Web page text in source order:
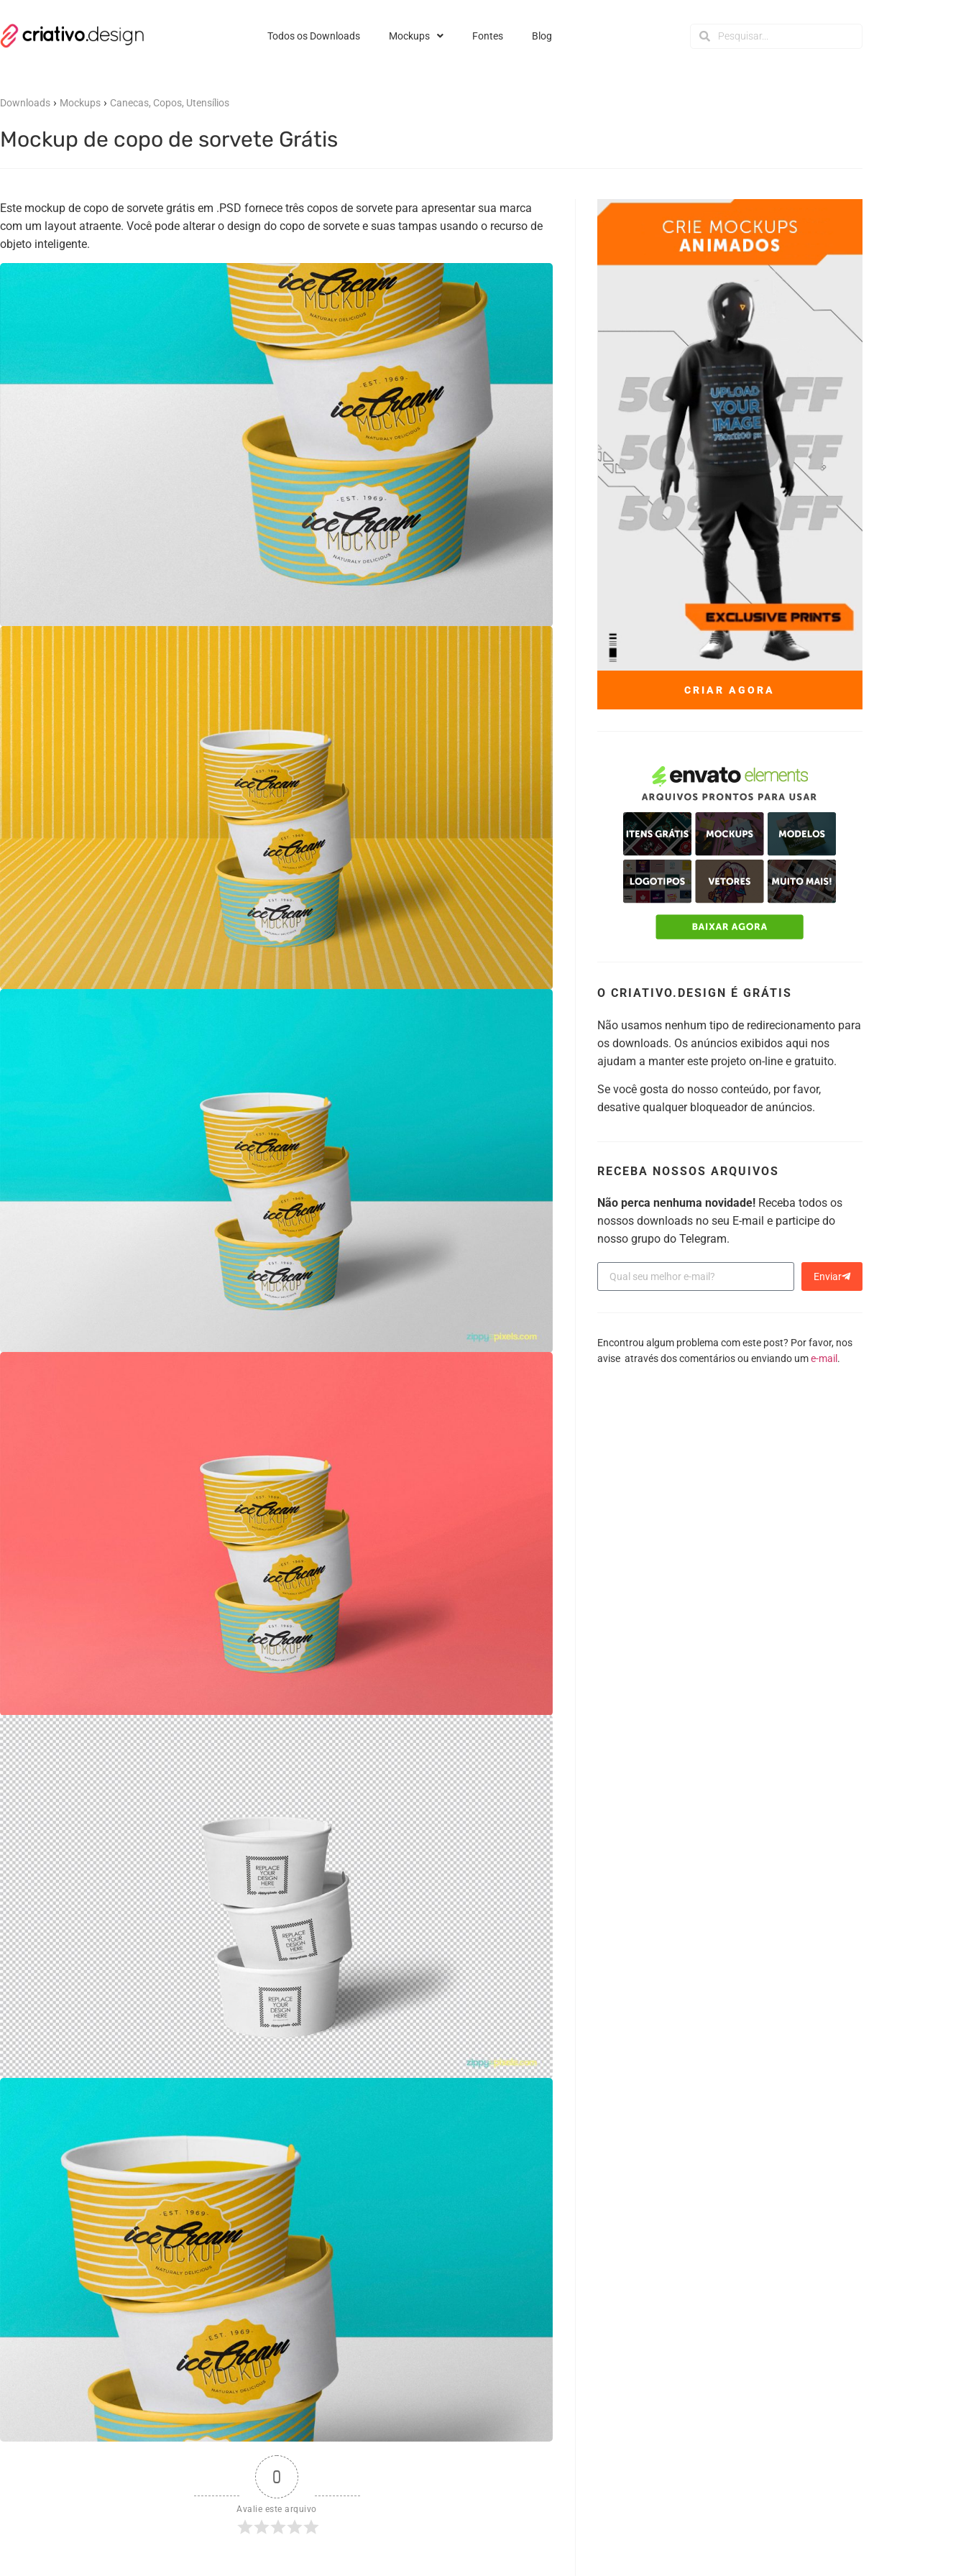
Todos os Downloads Mockups Fontes Blog
Downloads › Mockups › Canecas, Copos, Utensílios
Mockup de copo de sorvete Grátis
Este mockup de copo de sorvete grátis em .PSD fornece três copos de sorvete para apresentar sua marca
com um layout atraente. Você pode alterar o design do copo de sorvete e suas tampas usando o recurso de
objeto inteligente.
0
Avalie este arquivo
CRIAR AGORA
O CRIATIVO.DESIGN É GRÁTIS
Não usamos nenhum tipo de redirecionamento para
os downloads. Os anúncios exibidos aqui nos
ajudam a manter este projeto on-line e gratuito.
Se você gosta do nosso conteúdo, por favor,
desative qualquer bloqueador de anúncios.
RECEBA NOSSOS ARQUIVOS
Não perca nenhuma novidade!Receba todos os
nossos downloads no seu E-mail e participe do
nosso grupo do Telegram.
Enviar
Encontrou algum problema com este post? Por favor, nos
avise através dos comentários ou enviando ume-mail .